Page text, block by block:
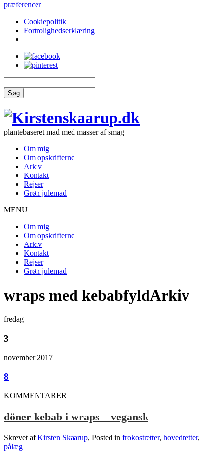
præferencer
Cookiepolitik
Fortrolighedserklæring
Søg
plantebaseret mad med masser af smag
Om mig
Om opskrifterne
Arkiv
Kontakt
Rejser
Grøn julemad
MENU
Om mig
Om opskrifterne
Arkiv
Kontakt
Rejser
Grøn julemad
wraps med kebabfyldArkiv
fredag
3
november 2017
8
KOMMENTARER
döner kebab i wraps – vegansk
Skrevet afKirsten Skaarup, Posted in frokostretter, hovedretter,
pålæg